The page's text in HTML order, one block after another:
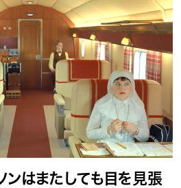
ンはまたしても目を見張